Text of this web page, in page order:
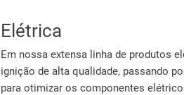
Elétrica
Em nossa extensa linha de produtos
ignição de alta qualidade, passando
para otimizar os componentes